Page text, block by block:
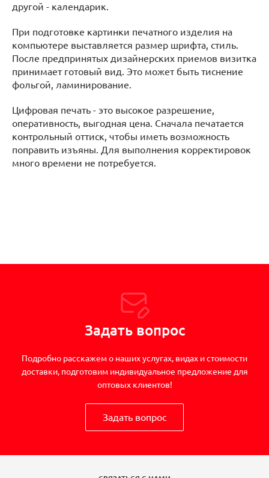
другой - календарик.
При подготовке картинки печатного изделия на
компьютере выставляется размер шрифта, стиль.
После предпринятых дизайнерских приемов визитка
принимает готовый вид. Это может быть тиснение
фольгой, ламинирование.
Цифровая печать - это высокое разрешение,
оперативность, выгодная цена. Сначала печатается
контрольный оттиск, чтобы иметь возможность
поправить изъяны. Для выполнения корректировок
много времени не потребуется.
Задать вопрос
Подробно расскажем о наших услугах, видах и стоимости
доставки, подготовим индивидуальное предложение для
оптовых клиентов!
Задать вопрос